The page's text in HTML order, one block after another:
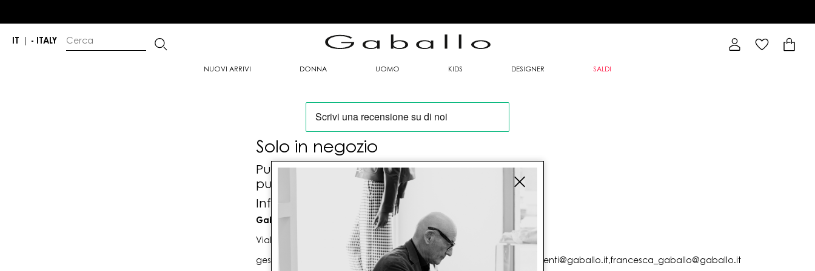
IT - ITALY
NUOVI ARRIVI DONNA UOMO KIDS DESIGNER SALDI
Solo in negozio
Puoi trovare questo articolo solo presso i nostri
punti vendita:
Info contatti
Gaballo Mario srl
Viale G. Matteotti n. 23 00053 Civitavecchia (RM)
gestioneordini@gaballo.it,customercare@sellmasters.it,assistenzaclienti@gaballo.it,francesca_gaballo@gaballo.it